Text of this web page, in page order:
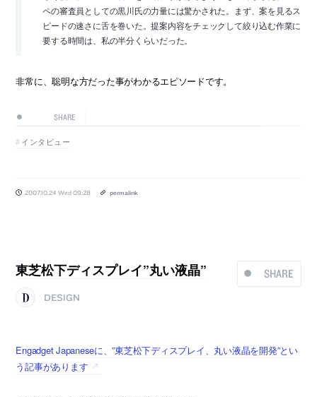
ペの審査員としての黒川氏の力量には驚かされた。まず、案を見るス
ピードの速さに舌を巻いた。提案内容をチェックして絞り込む作業に
要する時間は、私の半分くらいだった。
非常に、聡明な方だった事がわかるエピソードです。
SHARE
インタビュー
2007.10.24 Wed 09:28 permalink
SHARE
東芝松下ディスプレイ”丸い液晶”
DESIGN
Engadget Japaneseに、”東芝松下ディスプレイ、丸い液晶を開発”とい
う記事があります